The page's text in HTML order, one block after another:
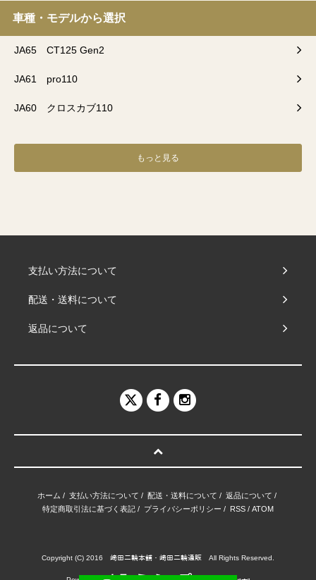
車種・モデルから選択
JA65 CT125 Gen2
JA61 pro110
JA60 クロスカブ110
もっと見る
支払い方法について
配送・送料について
返品について
ホーム / 支払い方法について / 配送・送料について / 返品について /
特定商取引法に基づく表記 / プライバシーポリシー / RSS / ATOM
Copyright (C) 2016 﨑田二輪本舗・﨑田二輪通販 All Rights Reserved.